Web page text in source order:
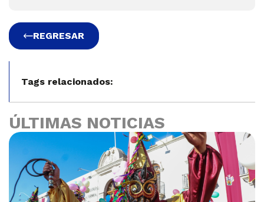
REGRESAR
Tags relacionados:
ÚLTIMAS NOTICIAS